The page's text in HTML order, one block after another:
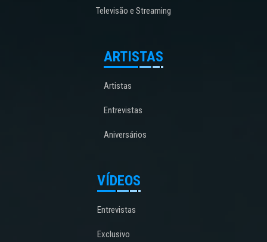
Televisão e Streaming
ARTISTAS
Artistas
Entrevistas
Aniversários
VÍDEOS
Entrevistas
Exclusivo